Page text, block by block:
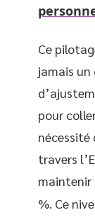
Ce
jamais un
pour
nécessité
travers
maintenir
%. Ce